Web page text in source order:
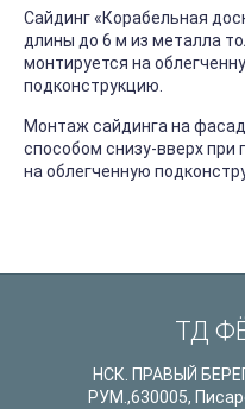
Сайдинг «Корабельная
длины до 6 м из металла
монтируется на
подконструкцию.
Монтаж сайдинга на
способом снизу-вверх
на облегченную
ТД
НСК. ПРАВЫЙ
РУМ.,630005,